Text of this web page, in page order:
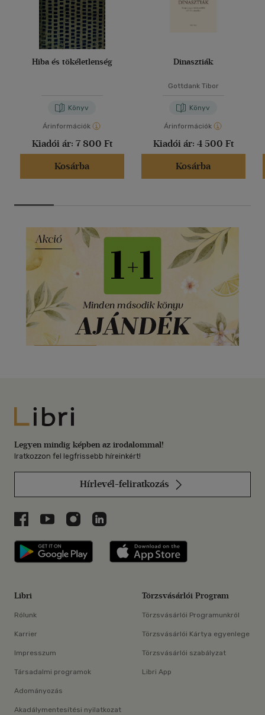
Hiba és tökéletlenség
Könyv
Árinformációk
Kiadói ár: 7 800 Ft
Kosárba
Dinasztiák
Gottdank Tibor
Könyv
Árinformációk
Kiadói ár: 4 500 Ft
Kosárba
Libri
Legyen mindig képben az irodalommal!
Iratkozzon fel legfrissebb híreinkért!
Hírlevél-feliratkozás
Libri a Facebookon
Libri a Youtube-on
Libri az Instagramon
Libri a LinkedInen
Libri applikáció Szerezd meg: Google
Libri
Rólunk
Karrier
Impresszum
Társadalmi programok
Adományozás
Akadálymentesítési nyilatkozat
Törzsvásárlói Program
Törzsvásárlói Programunkról
Törzsvásárlói Kártya egyenlege
Törzsvásárlói szabályzat
Libri App